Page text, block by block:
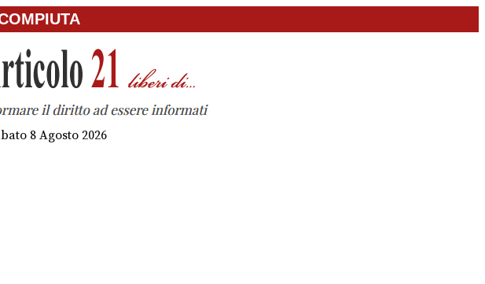
8 Agosto 2026